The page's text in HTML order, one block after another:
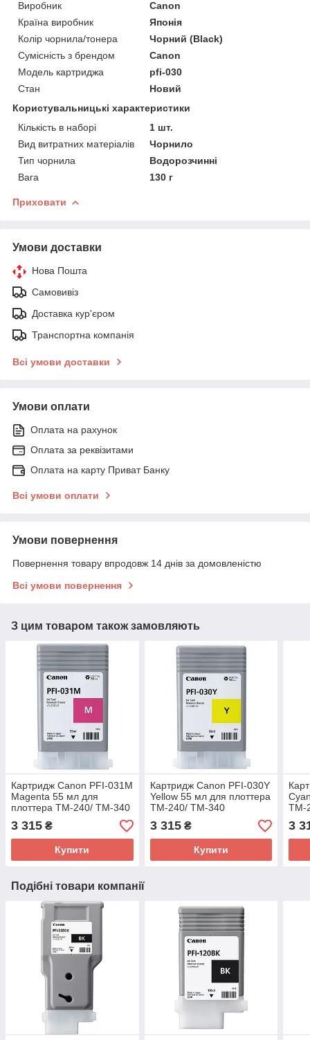
Виробник
Canon
Країна виробник
Японія
Колір чорнила/тонера
Чорний (Black)
Сумісність з брендом
Canon
Модель картриджа
pfi-030
Стан
Новий
Користувальницькі характеристики
Кількість в наборі
1 шт.
Вид витратних матеріалів
Чорнило
Тип чорнила
Водорозчинні
Вага
130 г
Приховати
Умови доставки
Нова Пошта
Самовивіз
Доставка кур'єром
Транспортна компанія
Всі умови доставки
Умови оплати
Оплата на рахунок
Оплата за реквізитами
Оплата на карту Приват Банку
Всі умови оплати
Умови повернення
Повернення товару впродовж 14 днів за домовленістю
Всі умови повернення
З цим товаром також замовляють
Картридж Canon PFI-031M
Magenta 55 мл для
плоттера TM-240/ TM-340
(6265C001AA)
3 315 ₴
Купити
Картридж Canon PFI-030Y
Yellow 55 мл для плоттера
TM-240/ TM-340
(3492C001AA)
3 315₴
Купити
TM-
3
Подібні товари компанії